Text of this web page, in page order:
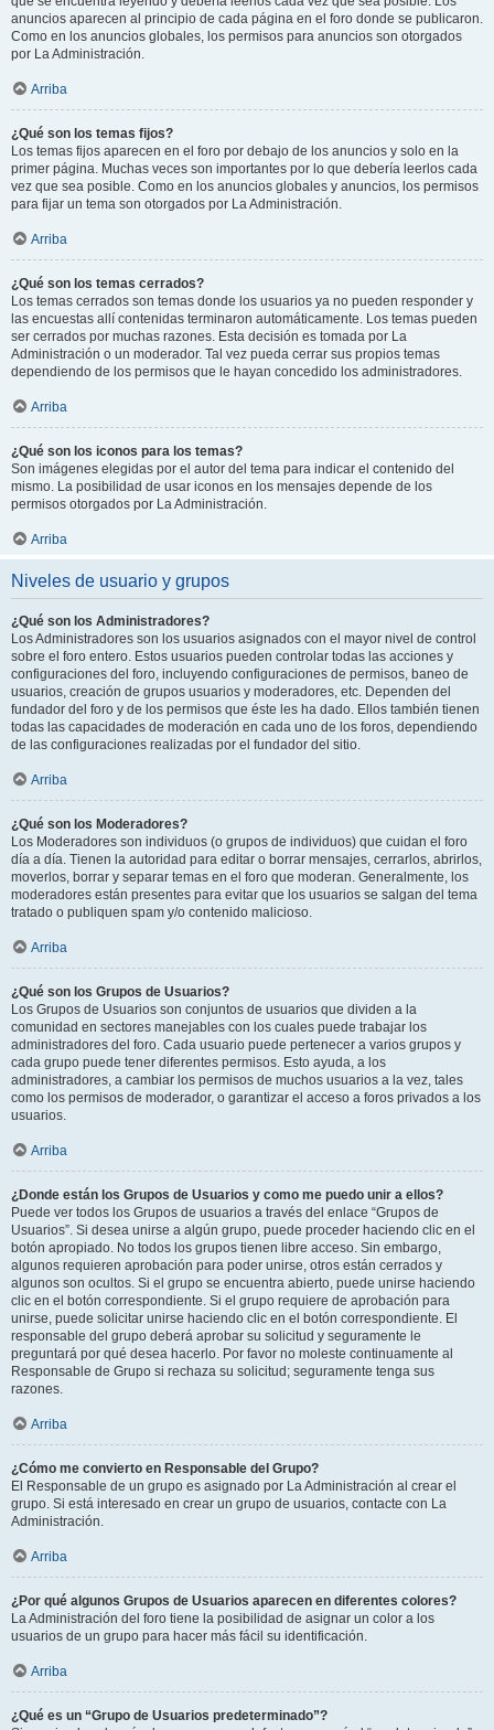
anuncios aparecen al principio de cada página en el foro donde se publicaron.
Como en los anuncios globales, los permisos para anuncios son otorgados
por La Administración.
Arriba
¿Qué son los temas fijos?
Los temas fijos aparecen en el foro por debajo de los anuncios y solo en la
primer página. Muchas veces son importantes por lo que debería leerlos cada
vez que sea posible. Como en los anuncios globales y anuncios, los permisos
para fijar un tema son otorgados por La Administración.
Arriba
¿Qué son los temas cerrados?
Los temas cerrados son temas donde los usuarios ya no pueden responder y
las encuestas allí contenidas terminaron automáticamente. Los temas pueden
ser cerrados por muchas razones. Esta decisión es tomada por La
Administración o un moderador. Tal vez pueda cerrar sus propios temas
dependiendo de los permisos que le hayan concedido los administradores.
Arriba
¿Qué son los iconos para los temas?
Son imágenes elegidas por el autor del tema para indicar el contenido del
mismo. La posibilidad de usar iconos en los mensajes depende de los
permisos otorgados por La Administración.
Arriba
Niveles de usuario y grupos
¿Qué son los Administradores?
Los Administradores son los usuarios asignados con el mayor nivel de control
sobre el foro entero. Estos usuarios pueden controlar todas las acciones y
configuraciones del foro, incluyendo configuraciones de permisos, baneo de
usuarios, creación de grupos usuarios y moderadores, etc. Dependen del
fundador del foro y de los permisos que éste les ha dado. Ellos también tienen
todas las capacidades de moderación en cada uno de los foros, dependiendo
de las configuraciones realizadas por el fundador del sitio.
Arriba
¿Qué son los Moderadores?
Los Moderadores son individuos (o grupos de individuos) que cuidan el foro
día a día. Tienen la autoridad para editar o borrar mensajes, cerrarlos, abrirlos,
moverlos, borrar y separar temas en el foro que moderan. Generalmente, los
moderadores están presentes para evitar que los usuarios se salgan del tema
tratado o publiquen spam y/o contenido malicioso.
Arriba
¿Qué son los Grupos de Usuarios?
Los Grupos de Usuarios son conjuntos de usuarios que dividen a la
comunidad en sectores manejables con los cuales puede trabajar los
administradores del foro. Cada usuario puede pertenecer a varios grupos y
cada grupo puede tener diferentes permisos. Esto ayuda, a los
administradores, a cambiar los permisos de muchos usuarios a la vez, tales
como los permisos de moderador, o garantizar el acceso a foros privados a los
usuarios.
Arriba
¿Donde están los Grupos de Usuarios y como me puedo unir a ellos?
Puede ver todos los Grupos de usuarios a través del enlace “Grupos de
Usuarios”. Si desea unirse a algún grupo, puede proceder haciendo clic en el
botón apropiado. No todos los grupos tienen libre acceso. Sin embargo,
algunos requieren aprobación para poder unirse, otros están cerrados y
algunos son ocultos. Si el grupo se encuentra abierto, puede unirse haciendo
clic en el botón correspondiente. Si el grupo requiere de aprobación para
unirse, puede solicitar unirse haciendo clic en el botón correspondiente. El
responsable del grupo deberá aprobar su solicitud y seguramente le
preguntará por qué desea hacerlo. Por favor no moleste continuamente al
Responsable de Grupo si rechaza su solicitud; seguramente tenga sus
razones.
Arriba
¿Cómo me convierto en Responsable del Grupo?
El Responsable de un grupo es asignado por La Administración al crear el
grupo. Si está interesado en crear un grupo de usuarios, contacte con La
Administración.
Arriba
¿Por qué algunos Grupos de Usuarios aparecen en diferentes colores?
La Administración del foro tiene la posibilidad de asignar un color a los
usuarios de un grupo para hacer más fácil su identificación.
Arriba
¿Qué es un “Grupo de Usuarios predeterminado”?